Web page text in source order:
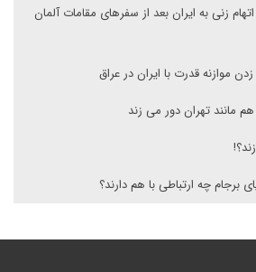
زنی به ایران بعد از سفرهای مقامات آلمان
موازنه قدرت با ایران در عراق
مانند تهران دور می زند
برجام چه ارتباطی با هم دارند؟